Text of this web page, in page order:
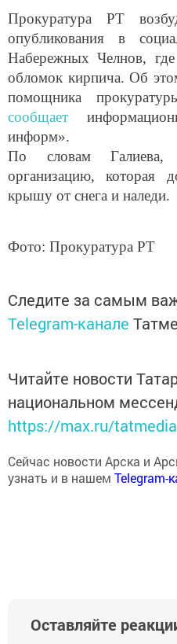
Прокуратура РТ
опубликования в
Набережных Челнов,
обломок кирпича. Об
помощника
сообщает
информ».
По словам Галиева,
организацию, которая
крышу от снега и наледи.
Фото: Прокуратура РТ
Следите за самым
Telegram-канале
Читайте новости
национальном
https://max.ru/tatmedia
Сейчас новости Арска и
узнать и в нашем Telegram-
Оставляйте